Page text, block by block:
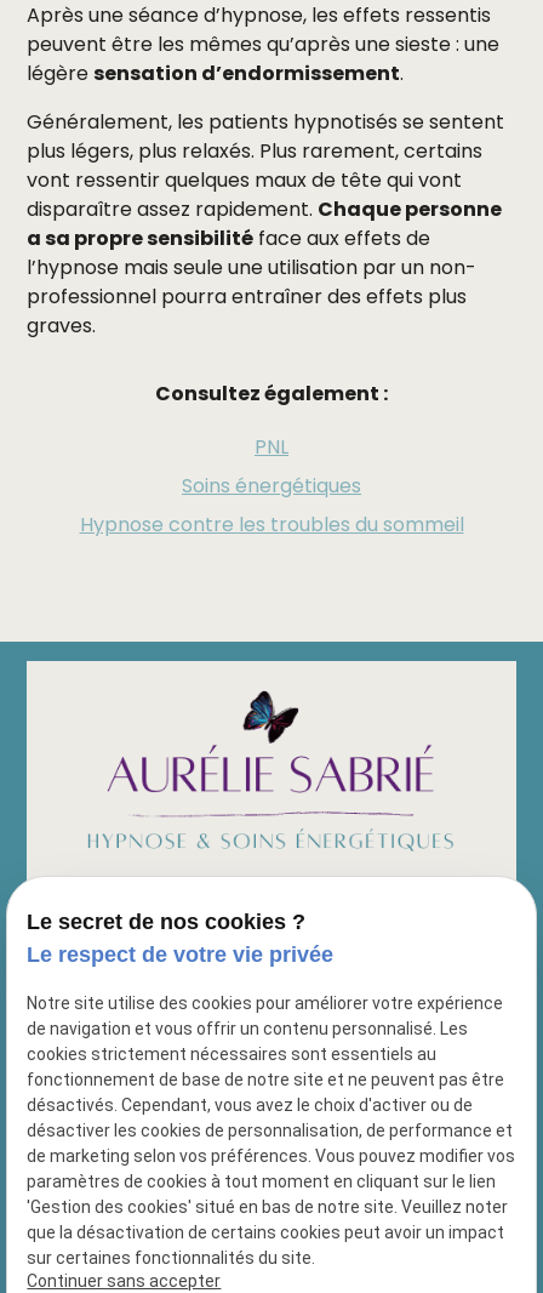
Après une séance d’hypnose, les effets ressentis
peuvent être les mêmes qu’après une sieste : une
légèresensation d’endormissement.
Généralement, les patients hypnotisés se sentent
plus légers, plus relaxés. Plus rarement, certains
vont ressentir quelques maux de tête qui vont
disparaître assez rapidement. Chaque personne
a sa propre sensibilité face aux effets de
l’hypnose mais seule une utilisation par un non-
professionnel pourra entraîner des effets plus
graves.
Consultez également :
PNL
Soins énergétiques
Hypnose contre les troubles du sommeil
Siret :89478159000019
69 Chemin des prud'hommes
13010 MARSEILLE
10 Chemin du Lion
13127 Vitrolles
Nous contacter :
04 84 89 16 48
Le secret de nos cookies ?
Le respect de votre vie privée
Notre site utilise des cookies pour améliorer votre expérience
de navigation et vous offrir un contenu personnalisé. Les
cookies strictement nécessaires sont essentiels au
fonctionnement de base de notre site et ne peuvent pas être
désactivés. Cependant, vous avez le choix d'activer ou de
désactiver les cookies de personnalisation, de performance et
de marketing selon vos préférences. Vous pouvez modifier vos
paramètres de cookies à tout moment en cliquant sur le lien
'Gestion des cookies' situé en bas de notre site. Veuillez noter
que la désactivation de certains cookies peut avoir un impact
sur certaines fonctionnalités du site.
Continuer sans accepter